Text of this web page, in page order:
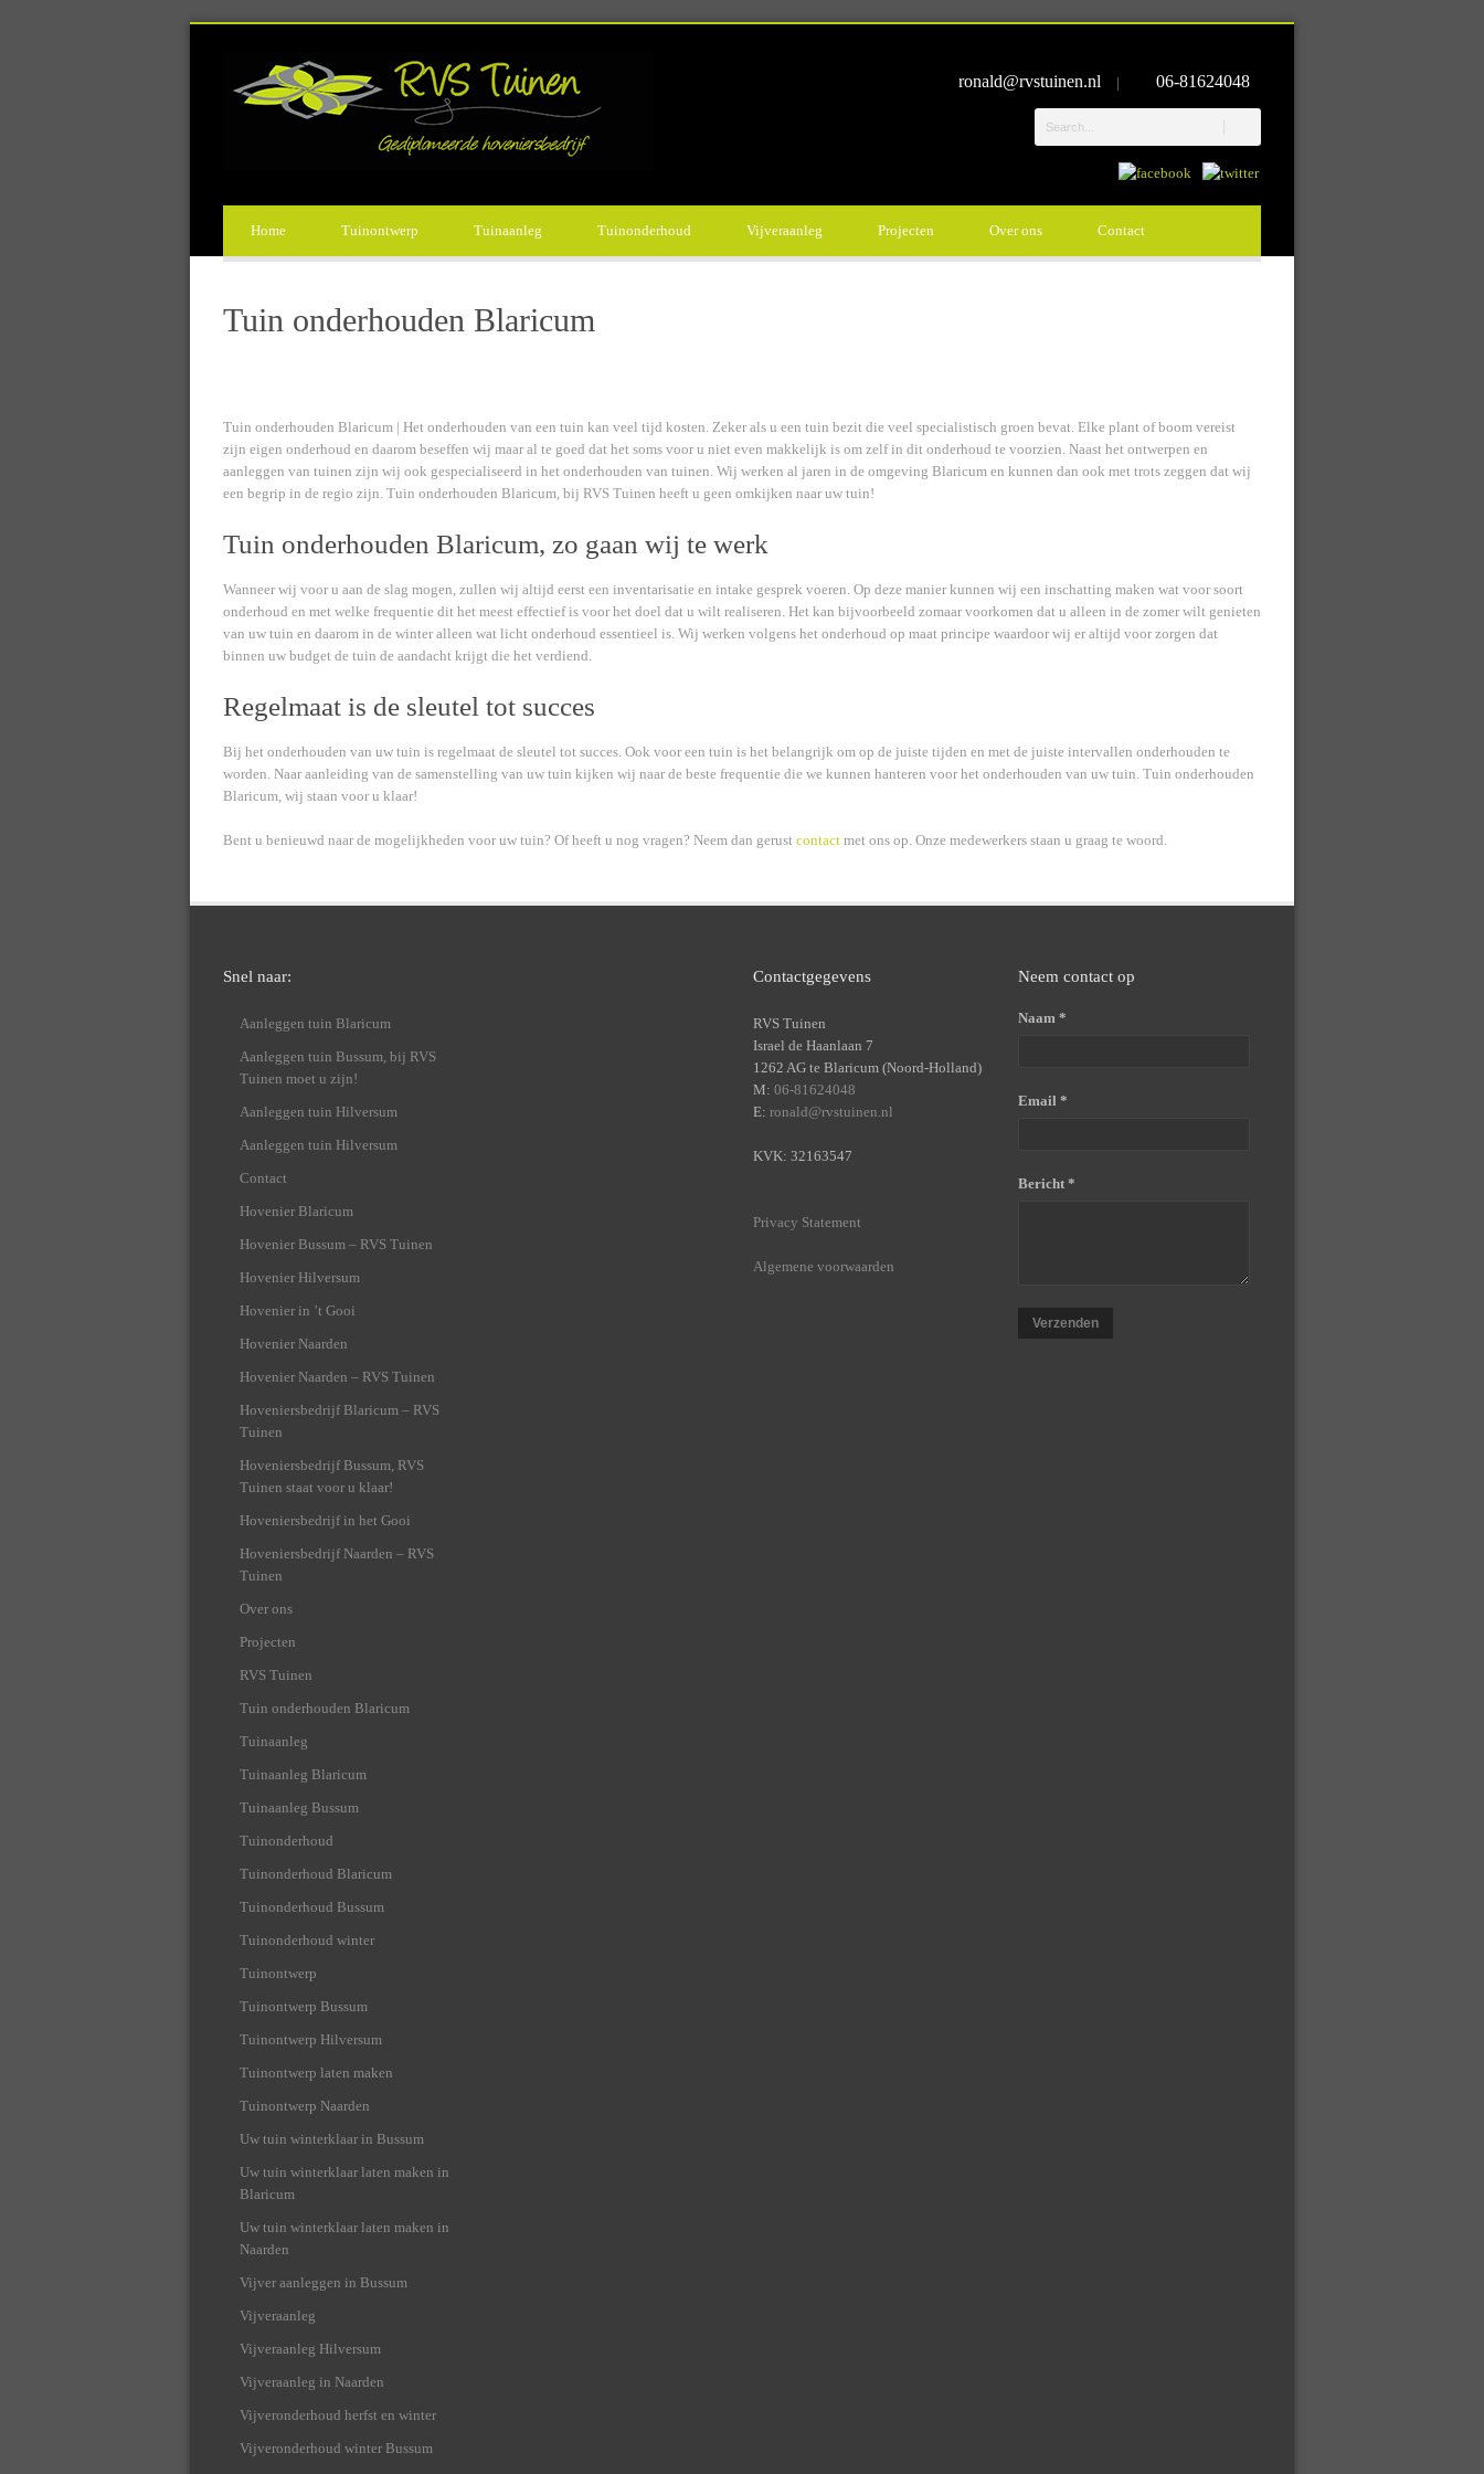
ronald@rvstuinen.nl | 06-81624048
Home Tuinontwerp Tuinaanleg Tuinonderhoud Vijveraanleg Projecten Over ons Contact
Tuin onderhouden Blaricum
Tuin onderhouden Blaricum | Het onderhouden van een tuin kan veel tijd kosten. Zeker als u een tuin bezit die veel specialistisch groen bevat. Elke plant of boom vereist
zijn eigen onderhoud en daarom beseffen wij maar al te goed dat het soms voor u niet even makkelijk is om zelf in dit onderhoud te voorzien. Naast het ontwerpen en
aanleggen van tuinen zijn wij ook gespecialiseerd in het onderhouden van tuinen. Wij werken al jaren in de omgeving Blaricum en kunnen dan ook met trots zeggen dat wij
een begrip in de regio zijn. Tuin onderhouden Blaricum, bij RVS Tuinen heeft u geen omkijken naar uw tuin!
Tuin onderhouden Blaricum, zo gaan wij te werk
Wanneer wij voor u aan de slag mogen, zullen wij altijd eerst een inventarisatie en intake gesprek voeren. Op deze manier kunnen wij een inschatting maken wat voor soort
onderhoud en met welke frequentie dit het meest effectief is voor het doel dat u wilt realiseren. Het kan bijvoorbeeld zomaar voorkomen dat u alleen in de zomer wilt genieten
van uw tuin en daarom in de winter alleen wat licht onderhoud essentieel is. Wij werken volgens het onderhoud op maat principe waardoor wij er altijd voor zorgen dat
binnen uw budget de tuin de aandacht krijgt die het verdiend.
Regelmaat is de sleutel tot succes
Bij het onderhouden van uw tuin is regelmaat de sleutel tot succes. Ook voor een tuin is het belangrijk om op de juiste tijden en met de juiste intervallen onderhouden te
worden. Naar aanleiding van de samenstelling van uw tuin kijken wij naar de beste frequentie die we kunnen hanteren voor het onderhouden van uw tuin. Tuin onderhouden
Blaricum, wij staan voor u klaar!
Bent u benieuwd naar de mogelijkheden voor uw tuin? Of heeft u nog vragen? Neem dan gerust contact met ons op. Onze medewerkers staan u graag te woord.
Snel naar:
Aanleggen tuin Blaricum
Aanleggen tuin Bussum, bij RVS
Tuinen moet u zijn!
Aanleggen tuin Hilversum
Aanleggen tuin Hilversum
Contact
Hovenier Blaricum
Hovenier Bussum – RVS Tuinen
Hovenier Hilversum
Hovenier in ’t Gooi
Hovenier Naarden
Hovenier Naarden – RVS Tuinen
Hoveniersbedrijf Blaricum – RVS
Tuinen
Hoveniersbedrijf Bussum, RVS
Tuinen staat voor u klaar!
Hoveniersbedrijf in het Gooi
Hoveniersbedrijf Naarden – RVS
Tuinen
Over ons
Projecten
RVS Tuinen
Tuin onderhouden Blaricum
Tuinaanleg
Tuinaanleg Blaricum
Tuinaanleg Bussum
Tuinonderhoud
Tuinonderhoud Blaricum
Tuinonderhoud Bussum
Tuinonderhoud winter
Tuinontwerp
Tuinontwerp Bussum
Tuinontwerp Hilversum
Tuinontwerp laten maken
Tuinontwerp Naarden
Uw tuin winterklaar in Bussum
Uw tuin winterklaar laten maken in
Blaricum
Uw tuin winterklaar laten maken in
Naarden
Vijver aanleggen in Bussum
Vijveraanleg
Vijveraanleg Hilversum
Vijveraanleg in Naarden
Vijveronderhoud herfst en winter
Vijveronderhoud winter Bussum
Contactgegevens
RVS Tuinen
Israel de Haanlaan 7
1262 AG te Blaricum (Noord-Holland)
M: 06-81624048
E: ronald@rvstuinen.nl
KVK: 32163547
Privacy Statement
Algemene voorwaarden
Neem contact op
Naam *
Email *
Bericht *
Verzenden